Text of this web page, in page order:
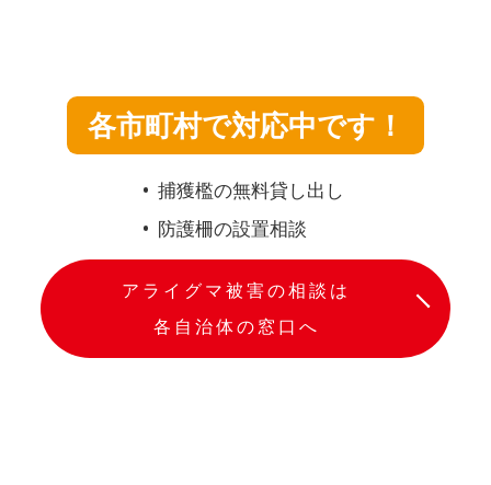
各市町村で対応中です！
捕獲檻の無料貸し出し
防護柵の設置相談
アライグマ被害の相談は
各自治体の窓口へ